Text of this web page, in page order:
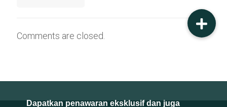
Comments are closed.
Dapatkan penawaran eksklusif dan juga